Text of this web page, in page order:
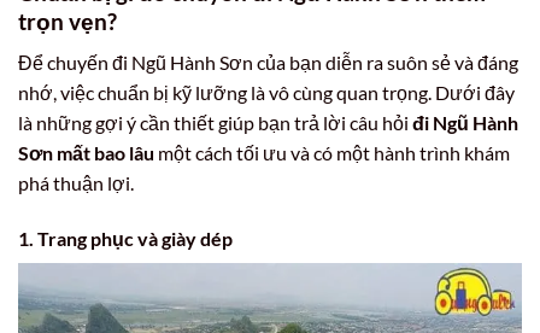
trọn vẹn?
Để chuyến đi Ngũ Hành Sơn của bạn diễn ra suôn sẻ và đáng
nhớ, việc chuẩn bị kỹ lưỡng là vô cùng quan trọng. Dưới đây
là những gợi ý cần thiết giúp bạn trả lời câu hỏi đi Ngũ Hành
Sơn mất bao lâu một cách tối ưu và có một hành trình khám
phá thuận lợi.
1. Trang phục và giày dép